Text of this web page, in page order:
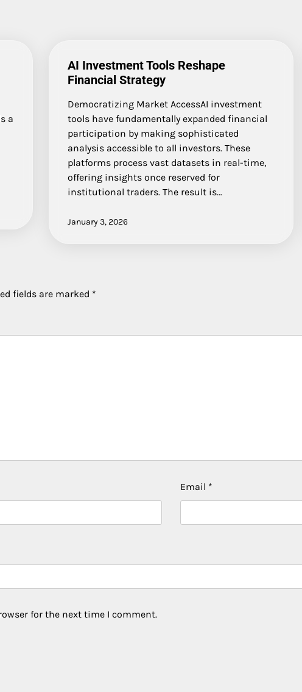
a
AI Investment Tools Reshape
Financial Strategy
Democratizing Market AccessAI investment
tools have fundamentally expanded financial
participation by making sophisticated
analysis accessible to all investors. These
platforms process vast datasets in real-time,
offering insights once reserved for
institutional traders. The result is…
January 3, 2026
fields are marked *
Email *
for the next time I comment.